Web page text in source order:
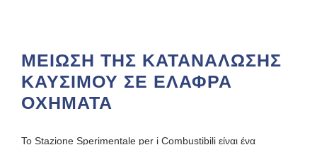
ΜΕΙΩΣΗ ΤΗΣ ΚΑΤΑΝΑΛΩΣΗΣ
ΚΑΥΣΙΜΟΥ ΣΕ ΕΛΑΦΡΑ
ΟΧΗΜΑΤΑ
Το Stazione Sperimentale per i Combustibili είναι ένα